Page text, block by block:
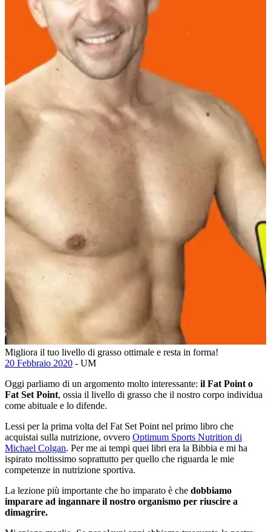
Migliora il tuo livello di grasso ottimale e resta in forma!
20 Febbraio 2020 - UM
Oggi parliamo di un argomento molto interessante: il Fat Point o
Fat Set Point, ossia il livello di grasso che il nostro corpo individua
come abituale e lo difende.
Lessi per la prima volta del Fat Set Point nel primo libro che
acquistai sulla nutrizione, ovvero Optimum Sports Nutrition di
Michael Colgan. Per me ai tempi quei libri era la Bibbia e mi ha
ispirato moltissimo soprattutto per quello che riguarda le mie
competenze in nutrizione sportiva.
La lezione più importante che ho imparato è che dobbiamo
imparare ad ingannare il nostro organismo per riuscire a
dimagrire.